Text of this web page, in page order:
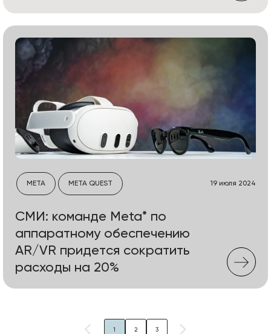
META META QUEST 19 июля 2024
СМИ: команде Meta* по
аппаратному обеспечению
AR/VR придется сократить
расходы на 20%
1 2 3